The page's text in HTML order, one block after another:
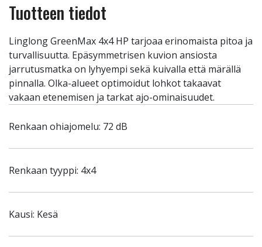
Tuotteen tiedot
Linglong GreenMax 4x4 HP tarjoaa erinomaista pitoa ja
turvallisuutta. Epäsymmetrisen kuvion ansiosta
jarrutusmatka on lyhyempi sekä kuivalla että märällä
pinnalla. Olka-alueet optimoidut lohkot takaavat
vakaan etenemisen ja tarkat ajo-ominaisuudet.
Renkaan ohiajomelu: 72 dB
Renkaan tyyppi: 4x4
Kausi: Kesä